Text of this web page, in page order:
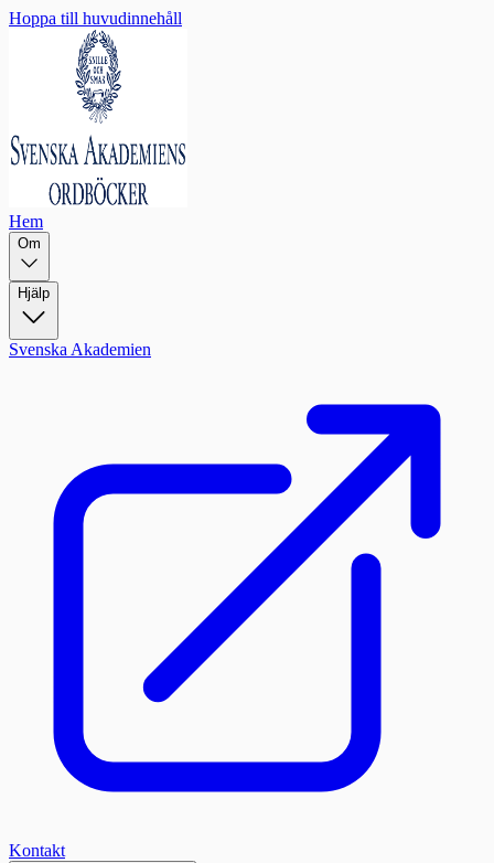
Hoppa till huvudinnehåll
Hem
Om
Hjälp
Svenska Akademien
Kontakt